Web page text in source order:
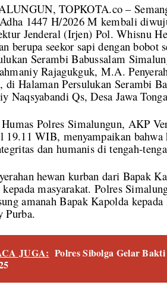
TOPKOTA.co –
1447 H/2026 M kembali
Jenderal (Irjen) Pol. Whisnu
berupa seekor sapi dengan
Serambi Babussalam
Rajagukguk, M.A.
di Halaman Persulukan Serambi
Naqsyabandi Qs, Desa Jawa
Polres Simalungun, AKP
19.11 WIB, menyampaikan
dan humanis di tengah-
hewan kurban dari Bapak
masyarakat. Polres
amanah Bapak Kapolda
Purba.
JUGA: Polres Sibolga Gelar